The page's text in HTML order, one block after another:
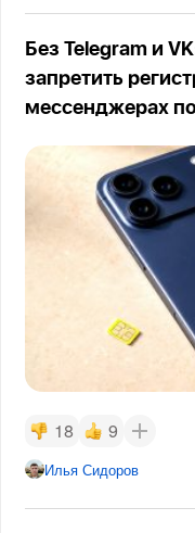
Без Telegram и
запретить
мессенджерах
18 9
Илья Сидоров